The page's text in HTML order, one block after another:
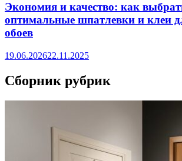
Экономия и качество: как
оптимальные шпатлевки и клеи
обоев
19.06.202622.11.2025
Сборник рубрик